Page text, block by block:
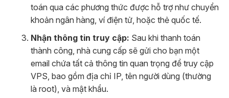
toán qua các phương thức được hỗ trợ như chuyển
khoản ngân hàng, ví điện tử, hoặc thẻ quốc tế.
Nhận thông tin truy cập: Sau khi thanh toán
thành công, nhà cung cấp sẽ gửi cho bạn một
email chứa tất cả thông tin quan trọng để truy cập
VPS, bao gồm địa chỉ IP, tên người dùng (thường
là root), và mật khẩu.